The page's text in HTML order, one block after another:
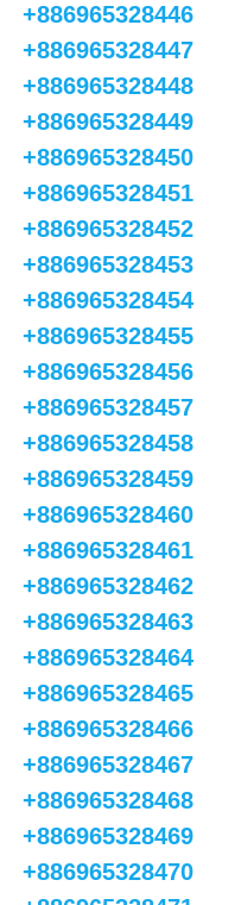
+886965328446
+886965328447
+886965328448
+886965328449
+886965328450
+886965328451
+886965328452
+886965328453
+886965328454
+886965328455
+886965328456
+886965328457
+886965328458
+886965328459
+886965328460
+886965328461
+886965328462
+886965328463
+886965328464
+886965328465
+886965328466
+886965328467
+886965328468
+886965328469
+886965328470